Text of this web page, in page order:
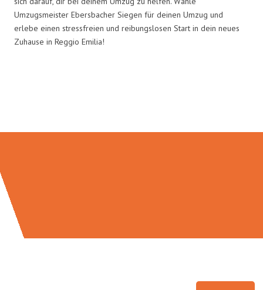
Umzugsmeister Ebersbacher Siegen für deinen Umzug und
erlebe einen stressfreien und reibungslosen Start in dein neues
Zuhause in Reggio Emilia!